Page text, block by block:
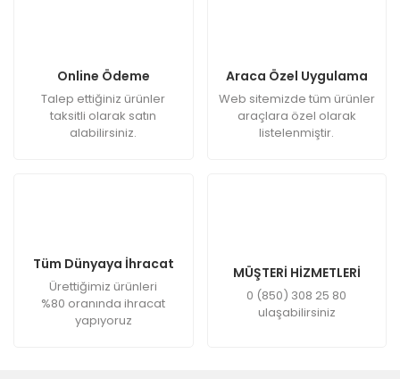
Online Ödeme
Talep ettiğiniz ürünler
taksitli olarak satın
alabilirsiniz.
Araca Özel Uygulama
Web sitemizde tüm ürünler
araçlara özel olarak
listelenmiştir.
Tüm Dünyaya İhracat
Ürettiğimiz ürünleri
%80 oranında ihracat
yapıyoruz
MÜŞTERİ HİZMETLERİ
0 (850) 308 25 80
ulaşabilirsiniz